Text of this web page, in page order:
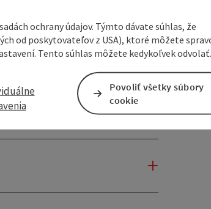
ochrany údajov. Týmto dávate súhlas, že
od poskytovateľov z USA), ktoré môžete
Tento súhlas môžete kedykoľvek odvolať.
Povoliť všetky súbory
cookie